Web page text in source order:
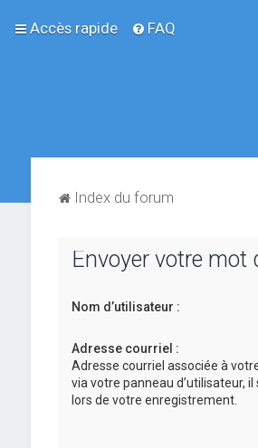
Accès rapide FAQ
Index du forum
Envoyer votre mot
Nom d’utilisateur :
Adresse courriel :
Adresse courriel associée à
via votre panneau d’utilisateur,
lors de votre enregistrement.